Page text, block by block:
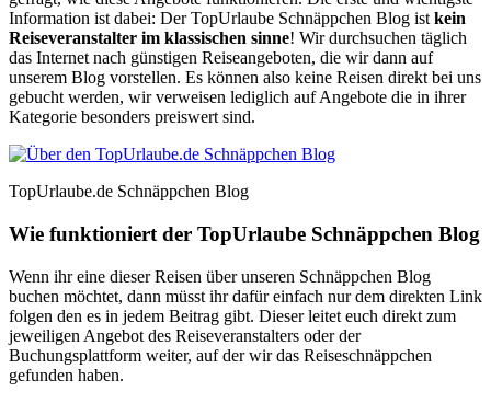
Information ist dabei: Der TopUrlaube Schnäppchen Blog istkein
Reiseveranstalter im klassischen sinne! Wir durchsuchen täglich
das Internet nach günstigen Reiseangeboten, die wir dann auf
unserem Blog vorstellen. Es können also keine Reisen direkt bei uns
gebucht werden, wir verweisen lediglich auf Angebote die in ihrer
Kategorie besonders preiswert sind.
TopUrlaube.de Schnäppchen Blog
Wie funktioniert der TopUrlaube Schnäppchen Blog
Wenn ihr eine dieser Reisen über unseren Schnäppchen Blog
buchen möchtet, dann müsst ihr dafür einfach nur dem direkten Link
folgen den es in jedem Beitrag gibt. Dieser leitet euch direkt zum
jeweiligen Angebot des Reiseveranstalters oder der
Buchungsplattform weiter, auf der wir das Reiseschnäppchen
gefunden haben.